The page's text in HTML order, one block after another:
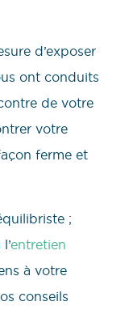
d’exposer
ont conduits
de votre
votre
ferme et
;
entretien
à votre
conseils